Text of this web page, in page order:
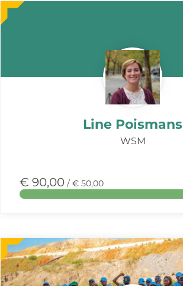
Line Poismans
WSM
€ 90,00 / € 50,00
Meer
over
Meer
over
deze
actie